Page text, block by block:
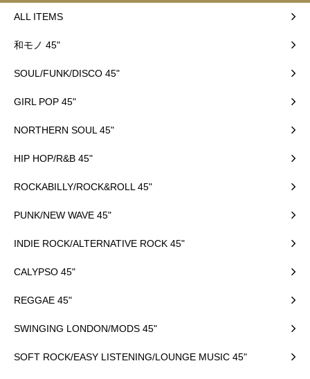
ALL ITEMS
和モノ 45"
SOUL/FUNK/DISCO 45"
GIRL POP 45"
NORTHERN SOUL 45"
HIP HOP/R&B 45"
ROCKABILLY/ROCK&ROLL 45"
PUNK/NEW WAVE 45"
INDIE ROCK/ALTERNATIVE ROCK 45"
CALYPSO 45"
REGGAE 45"
SWINGING LONDON/MODS 45"
SOFT ROCK/EASY LISTENING/LOUNGE MUSIC 45"